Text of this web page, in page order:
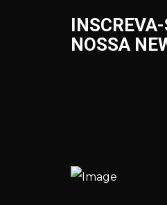
NOSSA